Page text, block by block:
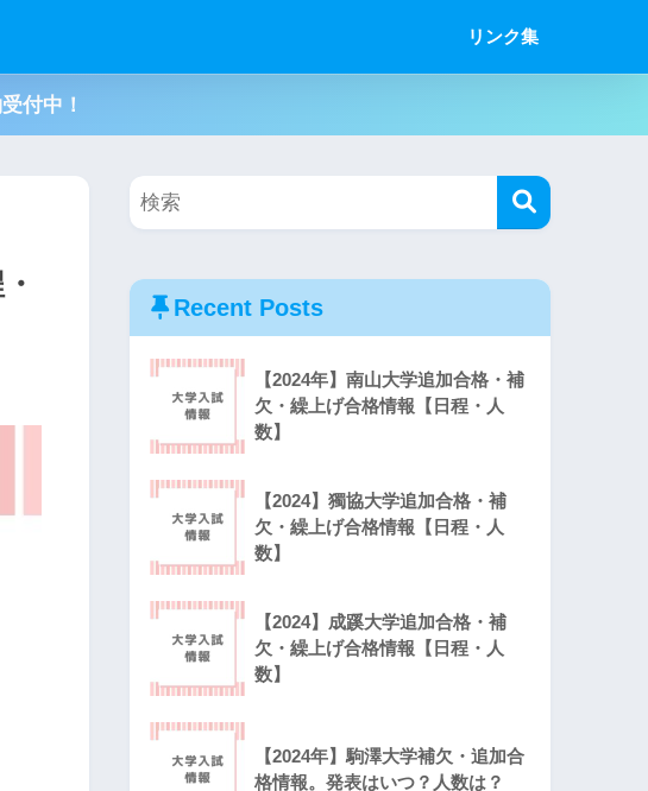
リンク集
付中！
Recent Posts
【2024年】南山大学追加合格・補
欠・繰上げ合格情報【日程・人
数】
【2024】獨協大学追加合格・補
欠・繰上げ合格情報【日程・人
数】
【2024】成蹊大学追加合格・補
欠・繰上げ合格情報【日程・人
数】
【2024年】駒澤大学補欠・追加合
格情報。発表はいつ？人数は？